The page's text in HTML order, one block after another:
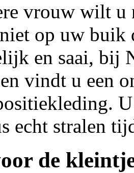
vrouw wilt u
op uw buik
en saai, bij
vindt u een
echt stralen
de